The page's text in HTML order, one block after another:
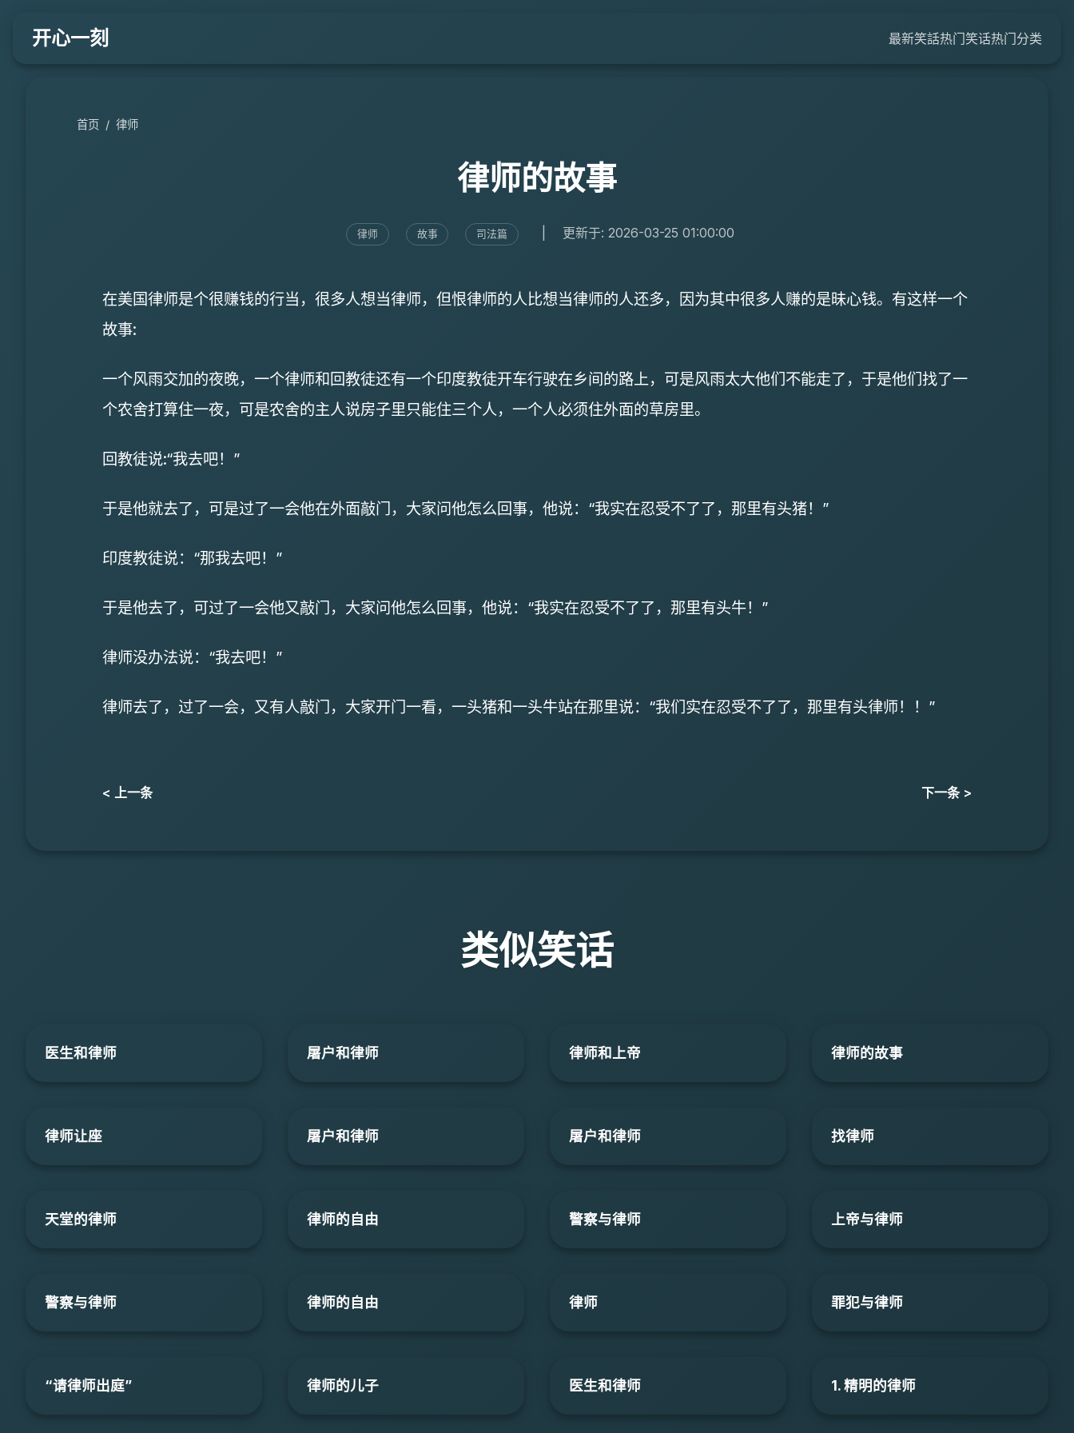
开心一刻 最新笑話热门笑话热门分类
首页 / 律师
律师的故事
律师 故事 司法篇 更新于: 2026-03-25 01:00:00
在美国律师是个很赚钱的行当，很多人想当律师，但恨律师的人比想当律师的人还多，因为其中很多人赚的是昧心钱。有这样一个
故事:
一个风雨交加的夜晚，一个律师和回教徒还有一个印度教徒开车行驶在乡间的路上，可是风雨太大他们不能走了，于是他们找了一
个农舍打算住一夜，可是农舍的主人说房子里只能住三个人，一个人必须住外面的草房里。
回教徒说:“我去吧！”
于是他就去了，可是过了一会他在外面敲门，大家问他怎么回事，他说：“我实在忍受不了了，那里有头猪！”
印度教徒说：“那我去吧！”
于是他去了，可过了一会他又敲门，大家问他怎么回事，他说：“我实在忍受不了了，那里有头牛！”
律师没办法说：“我去吧！”
律师去了，过了一会，又有人敲门，大家开门一看，一头猪和一头牛站在那里说：“我们实在忍受不了了，那里有头律师！！”
< 上一条 下一条 >
类似笑话
医生和律师 屠户和律师 律师和上帝 律师的故事
律师让座 屠户和律师 屠户和律师 找律师
天堂的律师 律师的自由 警察与律师 上帝与律师
警察与律师 律师的自由 律师 罪犯与律师
“请律师出庭” 律师的儿子 医生和律师 1. 精明的律师